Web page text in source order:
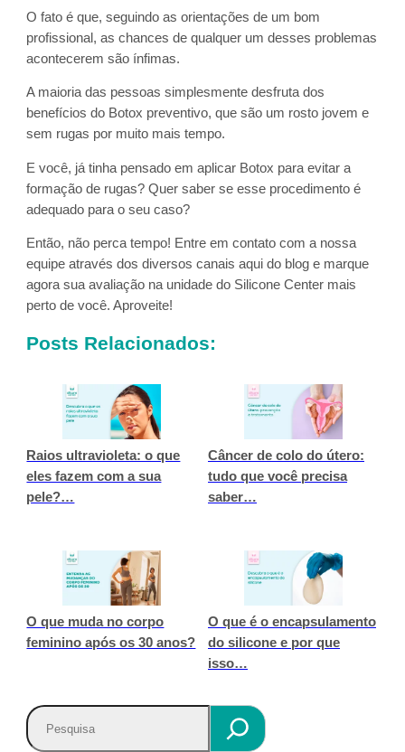
O fato é que, seguindo as orientações de um bom
profissional, as chances de qualquer um desses problemas
acontecerem são ínfimas.
A maioria das pessoas simplesmente desfruta dos
benefícios do Botox preventivo, que são um rosto jovem e
sem rugas por muito mais tempo.
E você, já tinha pensado em aplicar Botox para evitar a
formação de rugas? Quer saber se esse procedimento é
adequado para o seu caso?
Então, não perca tempo! Entre em contato com a nossa
equipe através dos diversos canais aqui do blog e marque
agora sua avaliação na unidade do Silicone Center mais
perto de você. Aproveite!
Posts Relacionados:
Raios ultravioleta: o que
eles fazem com a sua
pele?…
Câncer de colo do útero:
tudo que você precisa
saber…
O que muda no corpo
feminino após os 30 anos?
O que é o encapsulamento
do silicone e por que
isso…
P
e